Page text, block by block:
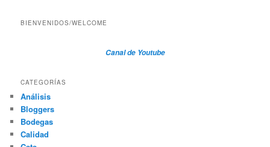
BIENVENIDOS/WELCOME
Canal de Youtube
CATEGORÍAS
Análisis
Bloggers
Bodegas
Calidad